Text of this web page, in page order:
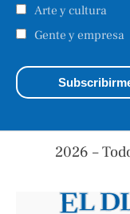
Arte y cultura
Gente y empresa
2026 –